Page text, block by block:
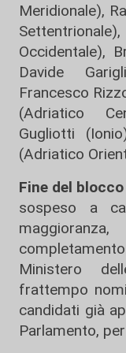
Meridionale),
Occidentale),
Davide
Francesco
(Adriatico
Gugliotti
(Adriatico
Fine del blocco
sospeso a
Ministero
frattempo
candidati già
Parlamento,